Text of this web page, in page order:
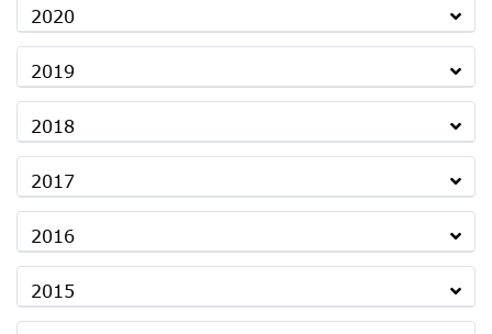
2020
2019
2018
2017
2016
2015